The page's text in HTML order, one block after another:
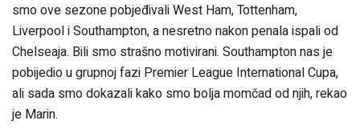
smo ove sezone pobjeđivali West Ham, Tottenham,
Liverpool i Southampton, a nesretno nakon penala ispali od
Chelseaja. Bili smo strašno motivirani. Southampton nas je
pobijedio u grupnoj fazi Premier League International Cupa,
ali sada smo dokazali kako smo bolja momčad od njih, rekao
je Marin.